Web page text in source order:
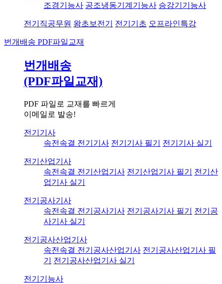
조경기능사 공조냉동기계기능사 승강기기능사
전기직공무원 왕초보전기 전기기초 오프라인특강
번개배송 PDF파일교재
번개배송
(PDF파일교재)
PDF 파일로 교재를 빠르게
이메일로 발송!
전기기사
속전속결 전기기사 전기기사 필기 전기기사 실기
전기산업기사
속전속결 전기산업기사 전기산업기사 필기
전기산
업기사 실기
전기공사기사
속전속결 전기공사기사 전기공사기사 필기
전기공
사기사 실기
전기공사산업기사
속전속결 전기공사산업기사 전기공사산업기사 필
기
전기공사산업기사 실기
전기기능사